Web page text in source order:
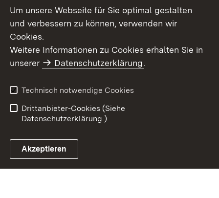
Benutzungshinweise
Erklärung zur
Um unsere Webseite für Sie optimal gestalten
und verbessern zu können, verwenden wir
Cookies.
Weitere Informationen zu Cookies erhalten Sie in
unserer
Datenschutzerklärung.
Technisch notwendige Cookies
Drittanbieter-Cookies (Siehe
Datenschutzerklärung.)
Akzeptieren